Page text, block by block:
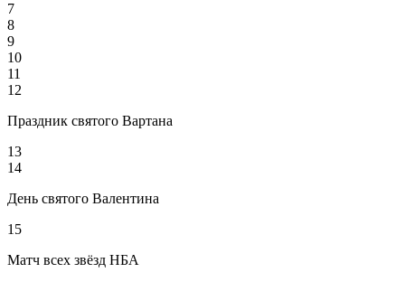
7
8
9
10
11
12
Праздник святого Вартана
13
14
День святого Валентина
15
Матч всех звёзд НБА